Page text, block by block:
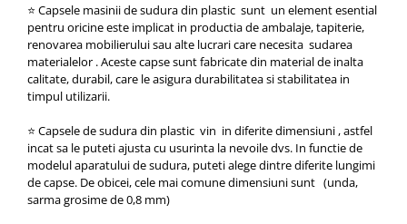
⭐ Capsele masinii de sudura din plastic sunt un element esential
pentru oricine este implicat in productia de ambalaje, tapiterie,
renovarea mobilierului sau alte lucrari care necesita sudarea
materialelor . Aceste capse sunt fabricate din material de inalta
calitate, durabil, care le asigura durabilitatea si stabilitatea in
timpul utilizarii.
⭐ Capsele de sudura din plastic vin in diferite dimensiuni , astfel
incat sa le puteti ajusta cu usurinta la nevoile dvs. In functie de
modelul aparatului de sudura, puteti alege dintre diferite lungimi
de capse. De obicei, cele mai comune dimensiuni sunt (unda,
sarma grosime de 0,8 mm)